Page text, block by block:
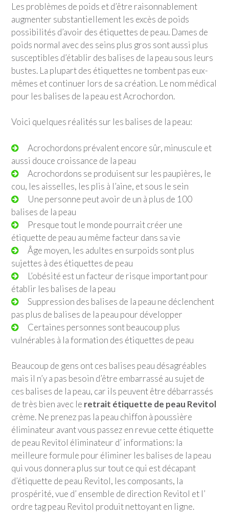
Les problèmes de poids et d’être raisonnablement
augmenter substantiellement les excès de poids
possibilités d’avoir des étiquettes de peau. Dames de
poids normal avec des seins plus gros sont aussi plus
susceptibles d’établir des balises de la peau sous leurs
bustes. La plupart des étiquettes ne tombent pas eux-
mêmes et continuer lors de sa création. Le nom médical
pour les balises de la peau est Acrochordon.
Voici quelques réalités sur les balises de la peau:
Acrochordons prévalent encore sûr, minuscule et
aussi douce croissance de la peau
Acrochordons se produisent sur les paupières, le
cou, les aisselles, les plis à l’aine, et sous le sein
Une personne peut avoir de un à plus de 100
balises de la peau
Presque tout le monde pourrait créer une
étiquette de peau au même facteur dans sa vie
Âge moyen, les adultes en surpoids sont plus
sujettes à des étiquettes de peau
L’obésité est un facteur de risque important pour
établir les balises de la peau
Suppression des balises de la peau ne déclenchent
pas plus de balises de la peau pour développer
Certaines personnes sont beaucoup plus
vulnérables à la formation des étiquettes de peau
Beaucoup de gens ont ces balises peau désagréables
mais il n’y a pas besoin d’être embarrassé au sujet de
ces balises de la peau, car ils peuvent être débarrassés
de très bien avec le retrait étiquette de peau Revitol
crème. Ne prenez pas la peau chiffon à poussière
éliminateur avant vous passez en revue cette étiquette
de peau Revitol éliminateur d’ informations: la
meilleure formule pour éliminer les balises de la peau
qui vous donnera plus sur tout ce qui est décapant
d’étiquette de peau Revitol, les composants, la
prospérité, vue d’ ensemble de direction Revitol et l’
ordre tag peau Revitol produit nettoyant en ligne.